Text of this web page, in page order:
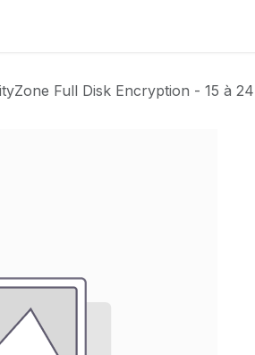
Full Disk Encryption - 15 à